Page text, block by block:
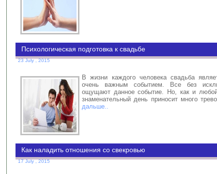
Психологическая подготовка к свадьбе
23 July , 2015
В жизни каждого человека свадьба
очень важным событием. Все без
ощущают данное событие. Но, как и
знаменательный день приносит много
дальше..
Как наладить отношения со свекровью
17 July , 2015